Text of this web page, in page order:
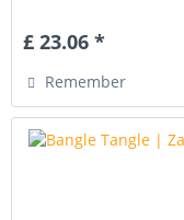
£ 23.06 *
Remember